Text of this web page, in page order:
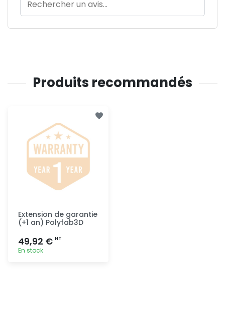
Produits recommandés
Extension de garantie
(+1 an) Polyfab3D
49,92 € HT
En stock